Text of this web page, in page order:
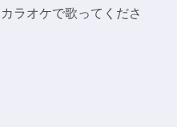
ラオケで歌ってくださ